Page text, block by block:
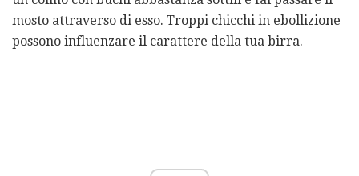
mosto attraverso di esso. Troppi chicchi in ebollizione
possono influenzare il carattere della tua birra.